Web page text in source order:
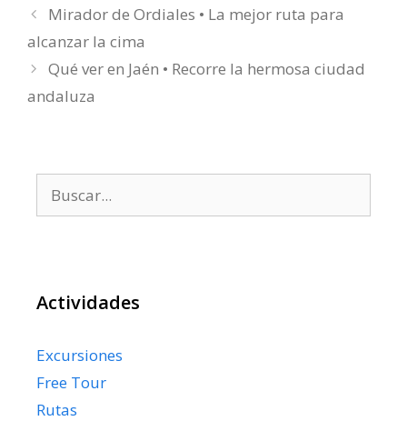
Mirador de Ordiales • La mejor ruta para
alcanzar la cima
Qué ver en Jaén • Recorre la hermosa ciudad
andaluza
Actividades
Excursiones
Free Tour
Rutas